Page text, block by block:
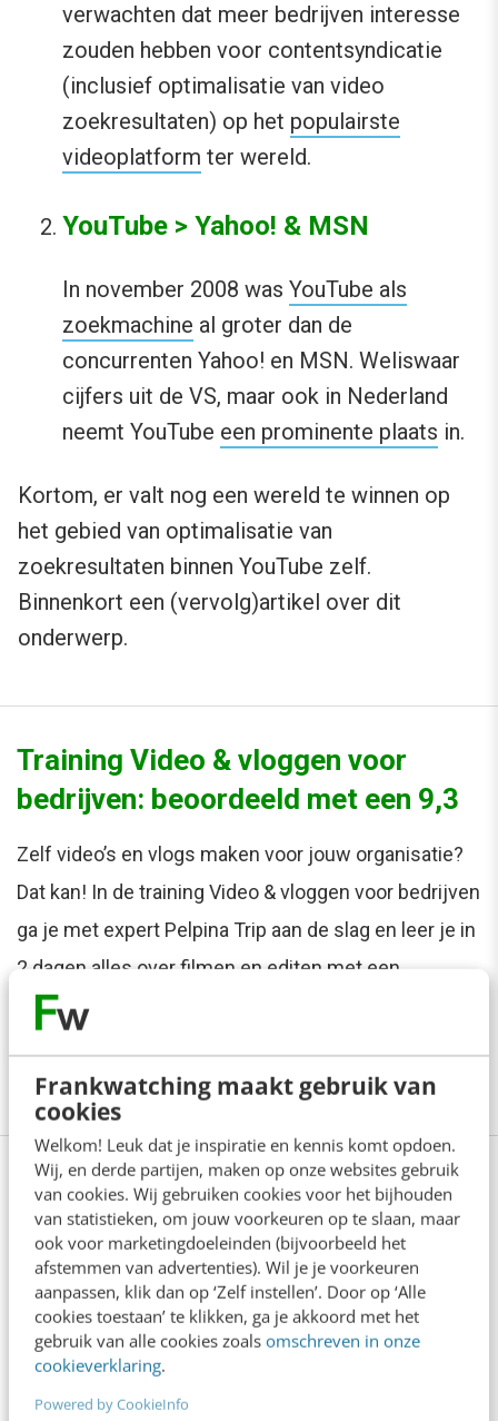
Frankwatching maakt gebruik van
cookies
Welkom! Leuk dat je inspiratie en kennis komt opdoen.
Wij, en derde partijen, maken op onze websites gebruik
van cookies. Wij gebruiken cookies voor het bijhouden
van statistieken, om jouw voorkeuren op te slaan, maar
ook voor marketingdoeleinden (bijvoorbeeld het
afstemmen van advertenties). Wil je je voorkeuren
aanpassen, klik dan op ‘Zelf instellen’. Door op ‘Alle
cookies toestaan’ te klikken, ga je akkoord met het
gebruik van alle cookies zoals omschreven in onze
cookieverklaring.
Powered by CookieInfo
verwachten dat meer bedrijven interesse
zouden hebben voor contentsyndicatie
(inclusief optimalisatie van video
zoekresultaten) op het populairste
videoplatform ter wereld.
YouTube > Yahoo! & MSN
In november 2008 was YouTube als
zoekmachine al groter dan de
concurrenten Yahoo! en MSN. Weliswaar
cijfers uit de VS, maar ook in Nederland
neemt YouTube een prominente plaats in.
Kortom, er valt nog een wereld te winnen op
het gebied van optimalisatie van
zoekresultaten binnen YouTube zelf.
Binnenkort een (vervolg)artikel over dit
onderwerp.
Training Video & vloggen voor
bedrijven: beoordeeld met een 9,3
Zelf video’s en vlogs maken voor jouw organisatie?
Dat kan! In de training Video & vloggen voor bedrijven
ga je met expert Pelpina Trip aan de slag en leer je in
2 dagen alles over filmen en editen met een
smartphone of (compact)camera en krijg je tips om
Bekijk hier de training
Anderen lezen ook
Reflecteer met AI: 5 vragen die je een betere
marketeer maken
3 min· Kim Pot
Je merk opleveren? Waarom een PDF niet